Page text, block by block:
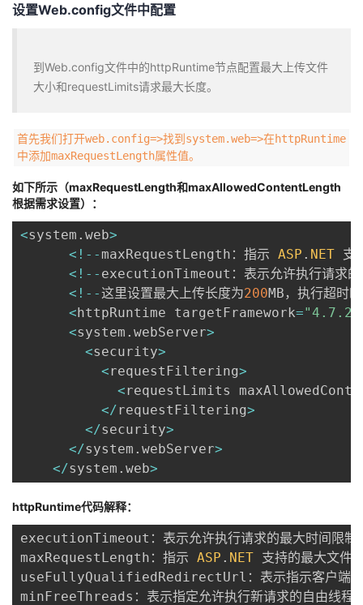
我
的
课
我
的
我
支
的
技
我
的
设置Web.config文件中配置
到Web.config文件中的httpRuntime节点配置最大上传文件
大小和requestLimits请求最大长度。
首先我们打开web.config=>找到system.web=>在httpRuntime
中添加maxRequestLength属性值。
如下所示（maxRequestLength和maxAllowedContentLength
根据需求设置）：
<system . web>
< ! -- maxRequestLength：指示 ASP . NET 支
< ! -- executionTimeout：表示允许执行请求的
< ! --这里设置最大上传长度为200MB，执行超时
<httpRuntime targetFramework="4.7.2"
<system . webServer>
<security>
<requestFiltering>
<requestLimits
</requestFiltering>
</security>
</system . webServer>
</system . web>
httpRuntime代码解释：
executionTimeout：表示允许执行请求的最大时间限制
maxRequestLength：指示 ASP . NET 支持的最大文件
useFullyQualifiedRedirectUrl：表示指示客户端重
minFreeThreads：表示指定允许执行新请求的自由线程